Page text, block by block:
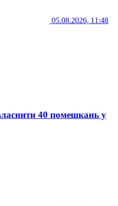
05.08.2026, 11:48
40 помешкань у